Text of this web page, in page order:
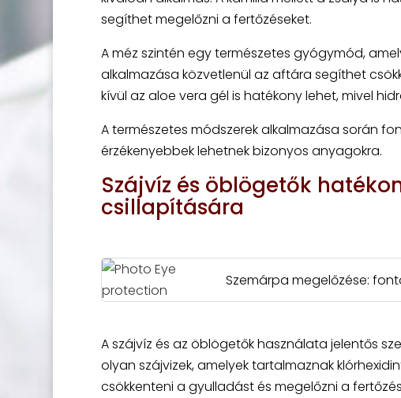
segíthet megelőzni a fertőzéseket.
A méz szintén egy természetes gyógymód,
alkalmazása közvetlenül az aftára segíthet
kívül az aloe vera gél is hatékony lehet, mivel
A természetes módszerek alkalmazása során
érzékenyebbek lehetnek bizonyos anyagokra.
Szájvíz és öblögetők
csillapítására
Szemárpa megelőzése:
A szájvíz és az öblögetők használata jelentős
olyan szájvizek, amelyek tartalmaznak
csökkenteni a gyulladást és megelőzni a